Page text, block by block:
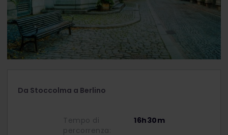
Da Stoccolma a Berlino
Tempo di
percorrenza:
16h30m